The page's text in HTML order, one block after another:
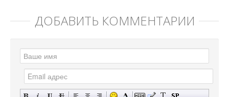
ДОБАВИТЬ КОММЕНТАРИЙ